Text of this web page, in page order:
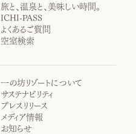
旅と、温泉と、美味しい時間。
ICHI-PASS
よくあるご質問
空室検索
一の坊リゾートについて
サステナビリティ
プレスリリース
メディア情報
お知らせ